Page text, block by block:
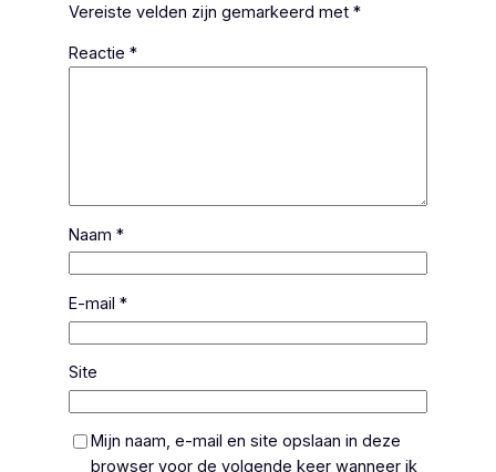
Vereiste velden zijn gemarkeerd met *
Reactie *
Naam *
E-mail *
Site
Mijn naam, e-mail en site opslaan in deze
browser voor de volgende keer wanneer ik